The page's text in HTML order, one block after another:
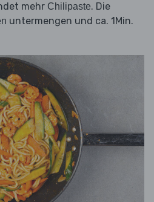
mehr Chilipaste. Die
untermengen und ca. 1Min.